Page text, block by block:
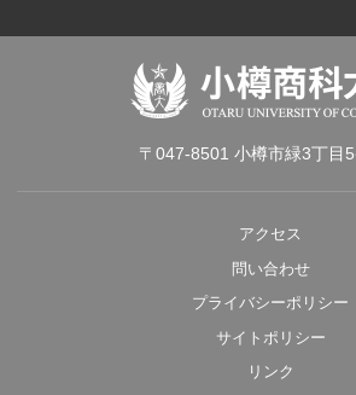
〒047-8501 小樽市緑3丁目
アクセス
問い合わせ
プライバシーポリシー
サイトポリシー
リンク